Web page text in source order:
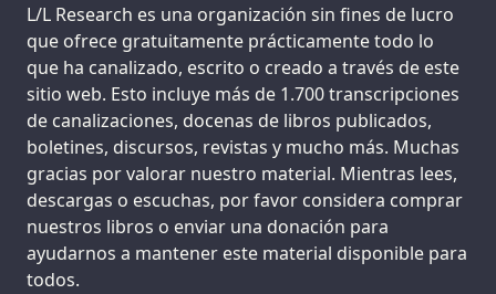
Support us:
L/L Research es una organización sin fines de lucro
que ofrece gratuitamente prácticamente todo lo
que ha canalizado, escrito o creado a través de este
sitio web. Esto incluye más de 1.700 transcripciones
de canalizaciones, docenas de libros publicados,
boletines, discursos, revistas y mucho más. Muchas
gracias por valorar nuestro material. Mientras lees,
descargas o escuchas, por favor considera comprar
nuestros libros o enviar una donación para
ayudarnos a mantener este material disponible para
todos.